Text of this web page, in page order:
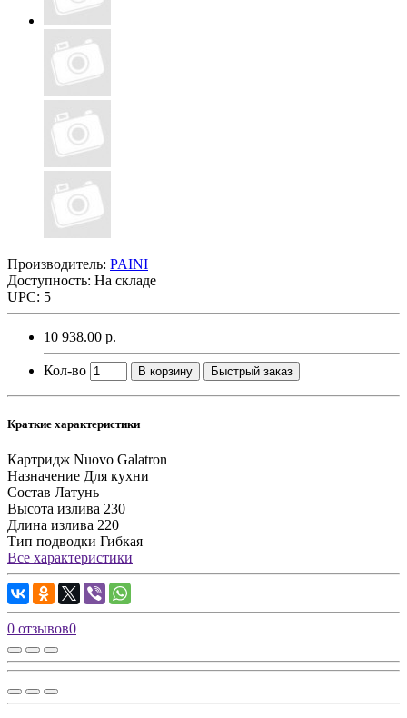
Производитель: PAINI
Доступность: На складе
UPC: 5
10 938.00 р.
Кол-во В корзину Быстрый заказ
Краткие характеристики
Картридж Nuovo Galatron
Назначение Для кухни
Состав Латунь
Высота излива 230
Длина излива 220
Тип подводки Гибкая
Все характеристики
0 отзывов0